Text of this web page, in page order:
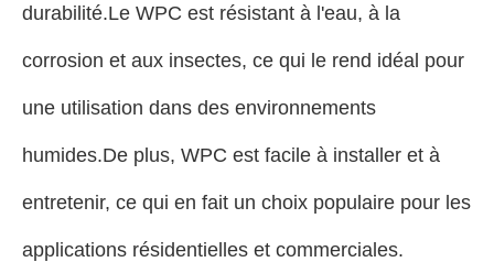
durabilité.Le WPC est résistant à l'eau, à la
corrosion et aux insectes, ce qui le rend idéal pour
une utilisation dans des environnements
humides.De plus, WPC est facile à installer et à
entretenir, ce qui en fait un choix populaire pour les
applications résidentielles et commerciales.